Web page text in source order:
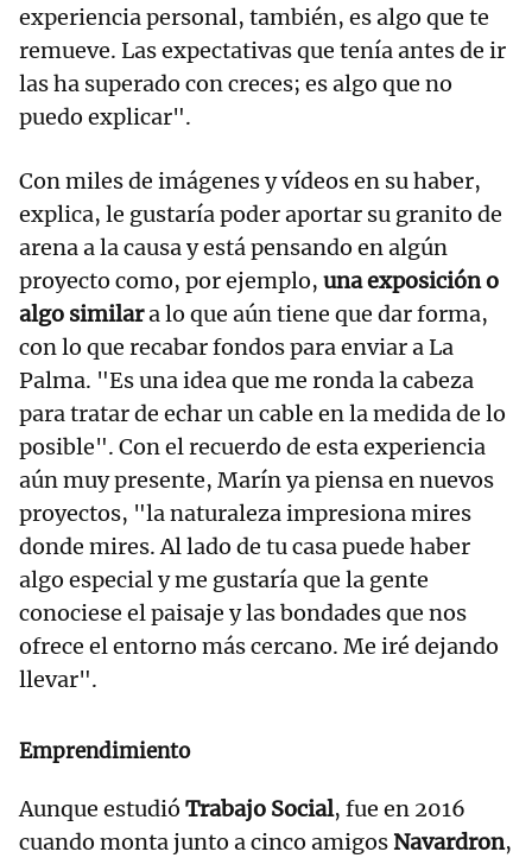
experiencia personal, también, es algo que te
remueve. Las expectativas que tenía antes de ir
las ha superado con creces; es algo que no
puedo explicar".
Con miles de imágenes y vídeos en su haber,
explica, le gustaría poder aportar su granito de
arena a la causa y está pensando en algún
proyecto como, por ejemplo, una exposición o
algo similara lo que aún tiene que dar forma,
con lo que recabar fondos para enviar a La
Palma. "Es una idea que me ronda la cabeza
para tratar de echar un cable en la medida de lo
posible". Con el recuerdo de esta experiencia
aún muy presente, Marín ya piensa en nuevos
proyectos, "la naturaleza impresiona mires
donde mires. Al lado de tu casa puede haber
algo especial y me gustaría que la gente
conociese el paisaje y las bondades que nos
ofrece el entorno más cercano. Me iré dejando
llevar".
Emprendimiento
Aunque estudió Trabajo Social, fue en 2016
cuando monta junto a cinco amigos Navardron,